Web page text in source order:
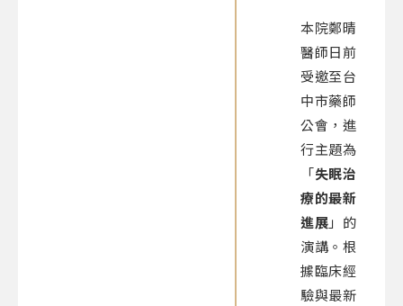
本院鄭晴
醫師日前
受邀至台
中市藥師
公會，進
行主題為
「失眠治
療的最新
進展」的
演講。根
據臨床經
驗與最新